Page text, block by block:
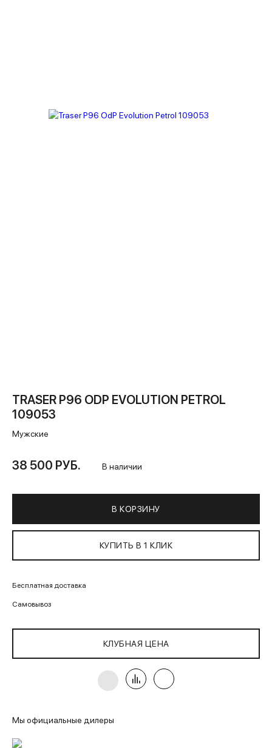
TRASER P96 ODP EVOLUTION PETROL
109053
Мужские
38 500 РУБ. В наличии
В КОРЗИНУ
КУПИТЬ В 1 КЛИК
Бесплатная доставка
Самовывоз
КЛУБНАЯ ЦЕНА
Мы официальные дилеры